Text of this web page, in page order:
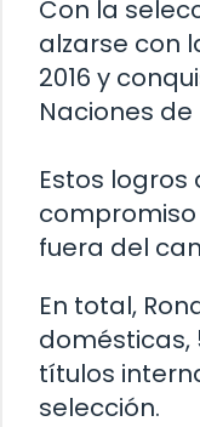
Con la
alzarse con
2016 y
Naciones de
Estos
fuera del
En total,
domésticas,
títulos
selección.